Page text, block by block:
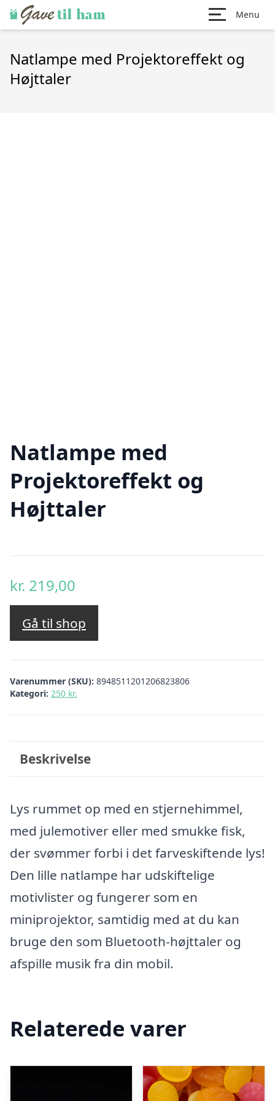
Menu
Natlampe med Projektoreffekt og
Højttaler
Natlampe med
Projektoreffekt og
Højttaler
kr. 219,00
Gå til shop
Varenummer (SKU): 8948511201206823806
Kategori: 250 kr.
Beskrivelse
Lys rummet op med en stjernehimmel,
med julemotiver eller med smukke fisk,
der svømmer forbi i det farveskiftende lys!
Den lille natlampe har udskiftelige
motivlister og fungerer som en
miniprojektor, samtidig med at du kan
bruge den som Bluetooth-højttaler og
afspille musik fra din mobil.
Relaterede varer